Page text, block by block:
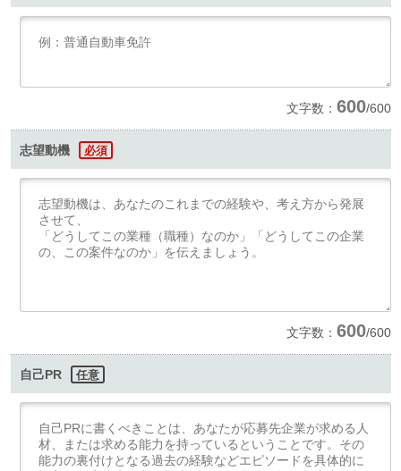
文字数： 600/600
志望動機 必須
文字数： 600/600
自己PR 任意